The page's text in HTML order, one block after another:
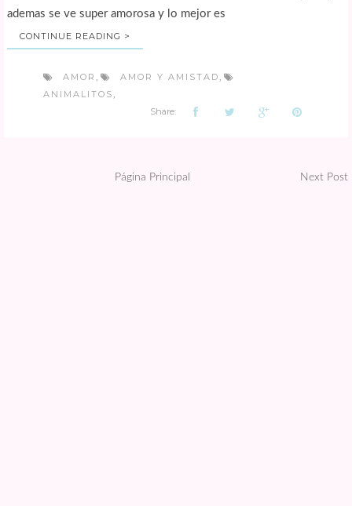
ademas se ve super amorosa y lo mejor es
CONTINUE READING >
AMOR AMOR Y AMISTAD
ANIMALITOS
Share:
Página Principal Next Post